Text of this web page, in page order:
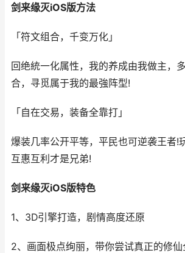
剑来缘灭iOS版方法
「符文组合，千变万化」
回绝統一化属性，我的养成由我做主，
合，寻觅属于我的最強阵型!
「自在交易，装备全靠打」
爆装几率公开平等，平民也可逆袭王者!
互惠互利才是兄弟!
剑来缘灭iOS版特色
1、3D引擎打造，剧情高度还原
2、画面极点绚丽，带你尝试真正的修仙